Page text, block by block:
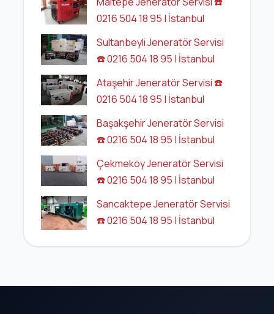
0216 504 18 95 | İstanbul
Sultanbeyli Jeneratör Servisi
☎️ 0216 504 18 95 | İstanbul
Ataşehir Jeneratör Servisi ☎️
0216 504 18 95 | İstanbul
Başakşehir Jeneratör Servisi
☎️ 0216 504 18 95 | İstanbul
Çekmeköy Jeneratör Servisi
☎️ 0216 504 18 95 | İstanbul
Sancaktepe Jeneratör Servisi
☎️ 0216 504 18 95 | İstanbul